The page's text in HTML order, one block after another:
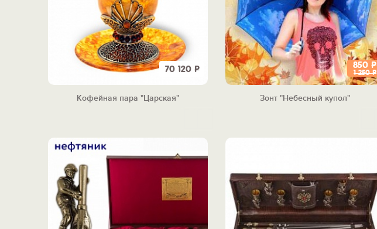
70 120Р
Кофейная пара "Царская"
850 Р
1 250Р
Зонт "Небесный купол"